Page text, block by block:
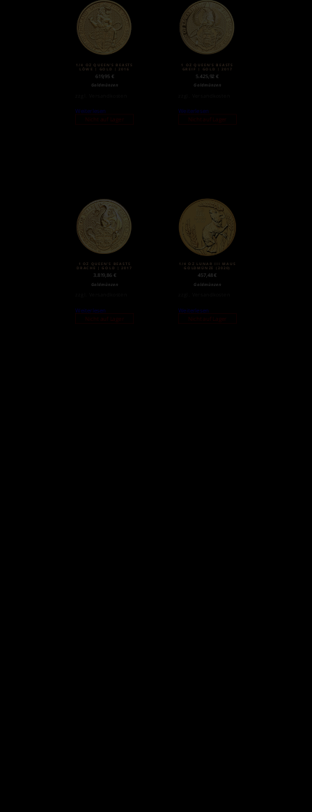
1/4 OZ QUEEN’S BEASTS
LÖWE | GOLD | 2016
619,95 €
Goldmünzen
Weiterlesen
Nicht auf Lager
1 OZ QUEEN’S BEASTS
GREIF | GOLD | 2017
5.425,92€
Goldmünzen
Weiterlesen
Nicht auf Lager
1 OZ QUEEN’S BEASTS
DRACHE | GOLD | 2017
3.819,86 €
Goldmünzen
Weiterlesen
Nicht auf Lager
1/4 OZ LUNAR III MAUS
GOLDMÜNZE (2020)
457,48€
Goldmünzen
Weiterlesen
Nicht auf Lager